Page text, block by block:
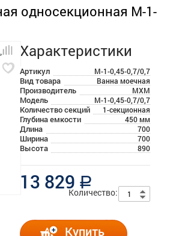
односекционная М-1-
Характеристики
Артикул М-1-0,45-0,7/0,7
Вид товара Ванна моечная
Производитель МХМ
Модель М-1-0,45-0,7/0,7
Количество секций 1-секционная
Глубина емкости 450 мм
Длина 700
Ширина 700
Высота 890
13 829 a
Количество:
Купить